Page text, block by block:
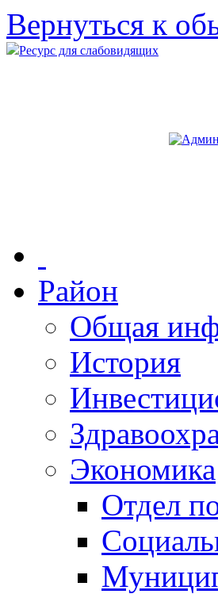
Вернуться к
Ресурс для слабовидящих
Район
Общая
История
Экономика
Отдел